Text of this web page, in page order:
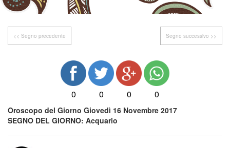
<< Segno precedente Segno successivo >>
0 0 0 0
Oroscopo del Giorno Giovedì 16 Novembre 2017
SEGNO DEL GIORNO: Acquario